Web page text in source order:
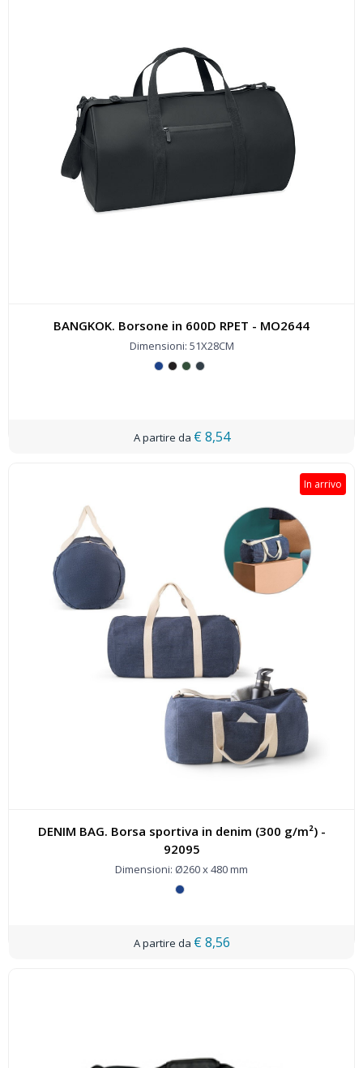
BANGKOK. Borsone in 600D RPET - MO2644
Dimensioni: 51X28CM
€ 8,54
DENIM BAG. Borsa sportiva in denim (300 g/m²) -
92095
In arrivo
Dimensioni: Ø260 x 480 mm
€ 8,56